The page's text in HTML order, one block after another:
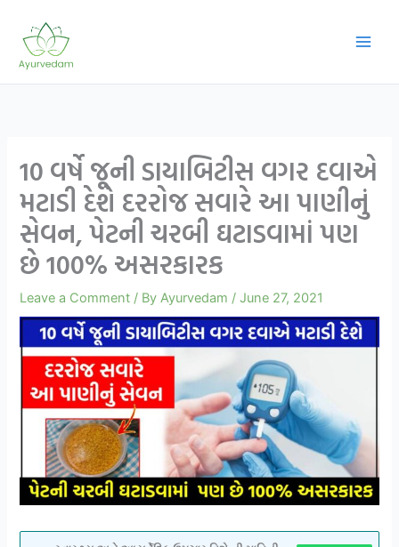
content
10 વર્ષે જૂની ડાયાબિટીસ વગર દવાએ
મટાડી દેશે દરરોજ સવારે આ પાણીનું
સેવન, પેટની ચરબી ઘટાડવામાં પણ
છે 100% અસરકારક
Leave a Comment / ByAyurvedam /June 27, 2021